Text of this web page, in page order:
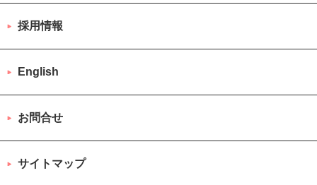
採用情報
English
お問合せ
サイトマップ